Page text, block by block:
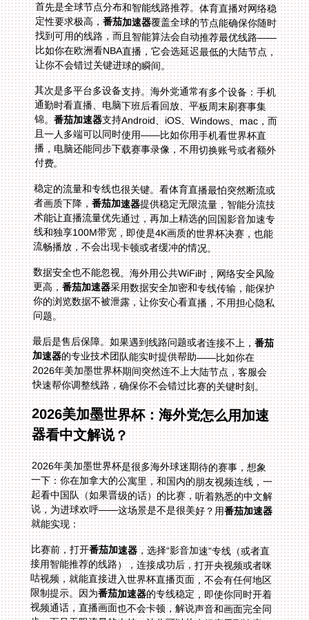
首先是全球节点分布和智能线路推荐。体育直播对网络稳
定性要求极高，番茄加速器覆盖全球的节点能确保你随时
找到可用的线路，而且智能算法会自动推荐最优线路——
比如你在欧洲看NBA直播，它会选延迟最低的大陆节点，
让你不会错过关键进球的瞬间。
其次是多平台多设备支持。海外党通常有多个设备：手机
通勤时看直播、电脑下班后看回放、平板周末刷赛事集
锦。番茄加速器支持Android、iOS、Windows、mac，而
且一人多端可以同时使用——比如你用手机看世界杯直
播，电脑还能同步下载赛事录像，不用切换账号或者额外
付费。
稳定的流量和专线也很关键。看体育直播最怕突然断流或
者画质下降，番茄加速器提供稳定无限流量，智能分流技
术能让直播流量优先通过，再加上精选的回国影音加速专
线和独享100M带宽，即使是4K画质的世界杯决赛，也能
流畅播放，不会出现卡顿或者缓冲的情况。
数据安全也不能忽视。海外用公共WiFi时，网络安全风险
更高，番茄加速器采用数据安全加密和专线传输，能保护
你的浏览数据不被泄露，让你安心看直播，不用担心隐私
问题。
最后是售后保障。如果遇到线路问题或者连接不上，番茄
加速器的专业技术团队能实时提供帮助——比如你在
2026年美加墨世界杯期间突然连不上大陆节点，客服会
快速帮你调整线路，确保你不会错过比赛的关键时刻。
2026美加墨世界杯：海外党怎么用加速
器看中文解说？
2026年美加墨世界杯是很多海外球迷期待的赛事，想象
一下：你在加拿大的公寓里，和国内的朋友视频连线，一
起看中国队（如果晋级的话）的比赛，听着熟悉的中文解
说，为进球欢呼——这场景是不是很美好？用番茄加速器
就能实现：
比赛前，打开番茄加速器，选择“影音加速”专线（或者直
接用智能推荐的线路），连接成功后，打开央视频或者咪
咕视频，就能直接进入世界杯直播页面，不会有任何地区
限制提示。因为番茄加速器的专线稳定，即使你同时开着
视频通话，直播画面也不会卡顿，解说声音和画面完全同
步。而且无限流量的支持，让你可以从小组赛看到决赛，